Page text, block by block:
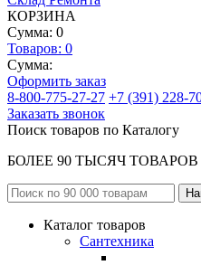
КОРЗИНА
Сумма: 0
Товаров: 0
Сумма:
Оформить заказ
8-800-775-27-27 +7 (391) 228-
Заказать звонок
Поиск товаров по Каталогу
БОЛЕЕ 90 ТЫСЯЧ
Каталог товаров
Сантехника